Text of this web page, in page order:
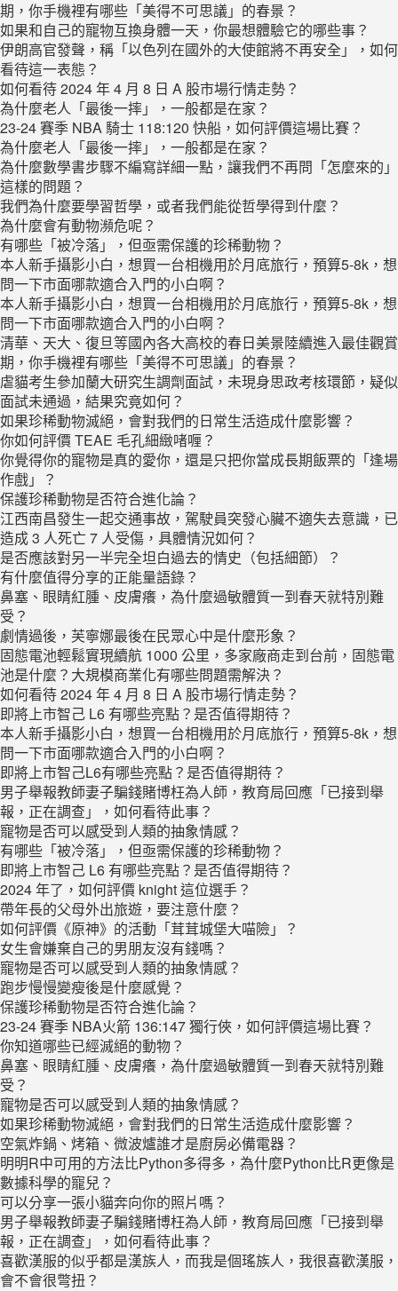
期，你手機裡有哪些「美得不可思議」的春景？
如果和自己的寵物互換身體一天，你最想體驗它的哪些事？
​伊朗高官發聲，稱「以色列在國外的大使館將不再安全」，如何
看待這一表態？
如何看待 2024 年 4 月 8 日 A 股市場行情走勢？
為什麼老人「最後一摔」，一般都是在家？
23-24 賽季 NBA 騎士 118:120 快船，如何評價這場比賽？
為什麼老人「最後一摔」，一般都是在家？
為什麼數學書步驟不編寫詳細一點，讓我們不再問「怎麼來的」
這樣的問題？
我們為什麼要學習哲學，或者我們能從哲學得到什麼？
為什麼會有動物瀕危呢？
有哪些「被冷落」，但亟需保護的珍稀動物？
本人新手攝影小白，想買一台相機用於月底旅行，預算5-8k，想
問一下市面哪款適合入門的小白啊？
本人新手攝影小白，想買一台相機用於月底旅行，預算5-8k，想
問一下市面哪款適合入門的小白啊？
清華、天大、復旦等國內各大高校的春日美景陸續進入最佳觀賞
期，你手機裡有哪些「美得不可思議」的春景？
虐貓考生參加蘭大研究生調劑面試，未現身思政考核環節，疑似
面試未通過，結果究竟如何？
如果珍稀動物滅絕，會對我們的日常生活造成什麼影響？
你如何評價 TEAE 毛孔細緻啫喱？
你覺得你的寵物是真的愛你，還是只把你當成長期飯票的「逢場
作戲」？
保護珍稀動物是否符合進化論？
江西南昌發生一起交通事故，駕駛員突發心臟不適失去意識，已
造成 3 人死亡 7 人受傷，具體情況如何？
是否應該對另一半完全坦白過去的情史（包括細節）？
有什麼值得分享的正能量語錄？
鼻塞、眼睛紅腫、皮膚癢，為什麼過敏體質一到春天就特別難
受？
劇情過後，芙寧娜最後在民眾心中是什麼形象？
固態電池輕鬆實現續航 1000 公里，多家廠商走到台前，固態電
池是什麼？大規模商業化有哪些問題需解決？
如何看待 2024 年 4 月 8 日 A 股市場行情走勢？
即將上市智己 L6 有哪些亮點？是否值得期待？
本人新手攝影小白，想買一台相機用於月底旅行，預算5-8k，想
問一下市面哪款適合入門的小白啊？
即將上市智己L6有哪些亮點？是否值得期待？
男子舉報教師妻子騙錢賭博枉為人師，教育局回應「已接到舉
報，正在調查」，如何看待此事？
寵物是否可以感受到人類的抽象情感？
有哪些「被冷落」，但亟需保護的珍稀動物？
即將上市智己 L6 有哪些亮點？是否值得期待？
2024 年了，如何評價 knight 這位選手？
帶年長的父母外出旅遊，要注意什麼？
如何評價《原神》的活動「茸茸城堡大喵險」？
女生會嫌棄自己的男朋友沒有錢嗎？
寵物是否可以感受到人類的抽象情感？
跑步慢慢變瘦後是什麼感覺？
保護珍稀動物是否符合進化論？
23-24 賽季 NBA火箭 136:147 獨行俠，如何評價這場比賽？
你知道哪些已經滅絕的動物？
鼻塞、眼睛紅腫、皮膚癢，為什麼過敏體質一到春天就特別難
受？
寵物是否可以感受到人類的抽象情感？
如果珍稀動物滅絕，會對我們的日常生活造成什麼影響？
空氣炸鍋、烤箱、微波爐誰才是廚房必備電器？
明明R中可用的方法比Python多得多，為什麼Python比R更像是
數據科學的寵兒？
可以分享一張小貓奔向你的照片嗎？
男子舉報教師妻子騙錢賭博枉為人師，教育局回應「已接到舉
報，正在調查」，如何看待此事？
喜歡漢服的似乎都是漢族人，而我是個瑤族人，我很喜歡漢服，
會不會很彆扭？